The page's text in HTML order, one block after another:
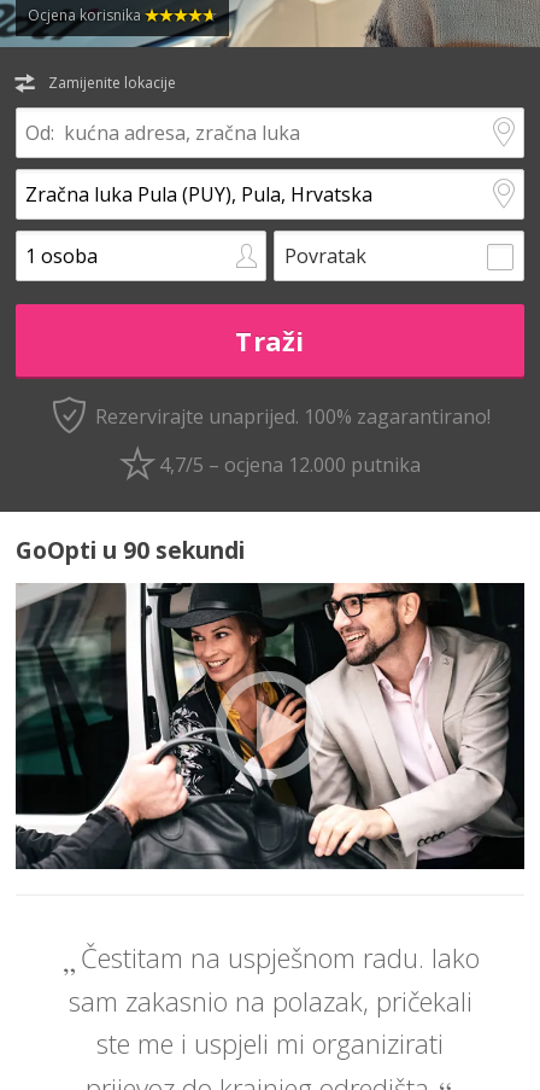
Ocjena korisnika
Zamijenite lokacije
Povratak
Rezervirajte unaprijed. 100% zagarantirano!
4,7/5 – ocjena 12.000 putnika
GoOpti u 90 sekundi
Čestitam na uspješnom radu. Iako
sam zakasnio na polazak, pričekali
ste me i uspjeli mi organizirati